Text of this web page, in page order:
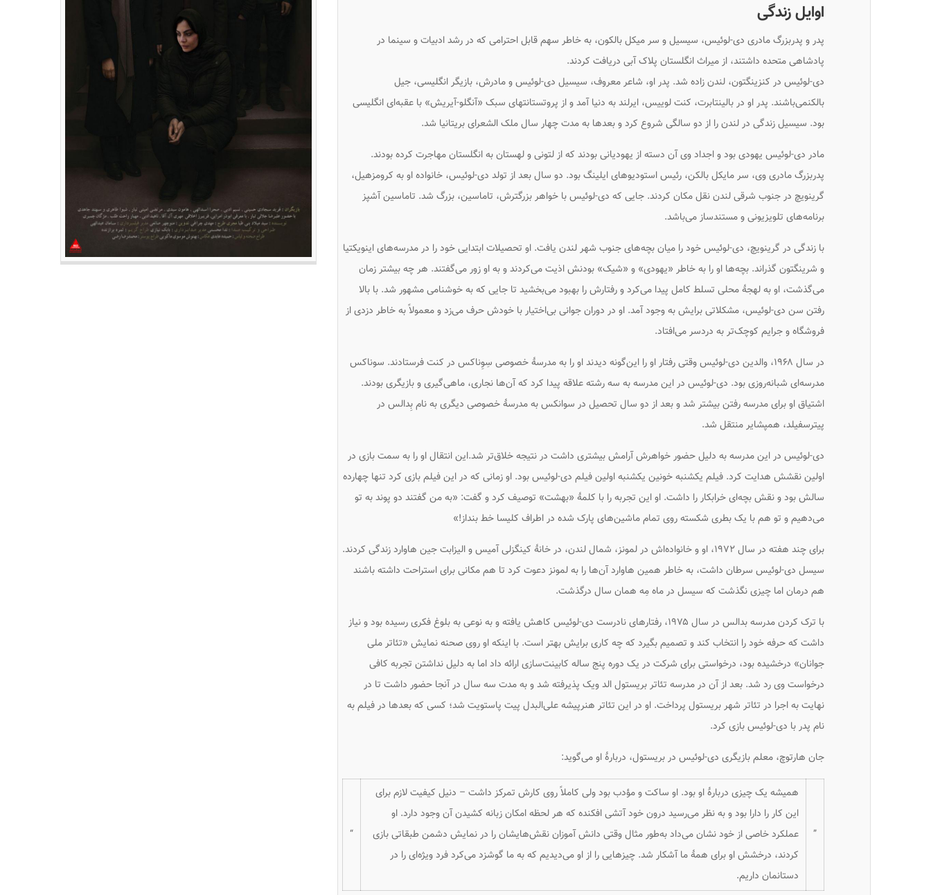
اوایل زندگی
پدر و پدربزرگ مادری دی-لوئیس، سیسیل و سر میکل بالکون، به خاطر سهم قابل احترامی که در رشد ادبیات و سینما در
پادشاهی متحده داشتند، از میراث انگلستان پلاک آبی دریافت کردند.
دی-لوئیس در کنزینگتون، لندن زاده شد. پدر او، شاعر معروف، سیسیل دی-لوئیس و مادرش، بازیگر انگلیسی، جیل
بالکنمی‌باشند. پدر او در بالینتابرت، کنت لوییس، ایرلند به دنیا آمد و از پروتستانتهای سبک «آنگلو-آیریش» با عقبه‌ای انگلیسی
بود. سیسیل زندگی در لندن را از دو سالگی شروع کرد و بعدها به مدت چهار سال ملک الشعرای بریتانیا شد.
مادر دی-لوئیس یهودی بود و اجداد وی آن دسته از یهودیانی بودند که از لتونی و لهستان به انگلستان مهاجرت کرده بودند.
پدربزرگ مادری وی، سر مایکل بالکن، رئیس استودیوهای ایلینگ بود. دو سال بعد از تولد دی-لوئیس، خانواده او به کرومزهیل،
گرینویچ در جنوب شرقی لندن نقل مکان کردند. جایی که دی-لوئیس با خواهر بزرگترش، تاماسین، بزرگ شد. تاماسین آشپز
برنامه‌های تلویزیونی و مستندساز می‌باشد.
با زندگی در گرینویچ، دی-لوئیس خود را میان بچه‌های جنوب شهر لندن یافت. او تحصیلات ابتدایی خود را در مدرسه‌های اینویکتیا
و شرینگتون گذراند. بچه‌ها او را به خاطر «یهودی» و «شیک» بودنش اذیت می‌کردند و به او زور می‌گفتند. هر چه بیشتر زمان
می‌گذشت، او به لهجهٔ محلی تسلط کامل پیدا می‌کرد و رفتارش را بهبود می‌بخشید تا جایی که به خوشنامی مشهور شد. با بالا
رفتن سن دی-لوئیس، مشکلاتی برایش به وجود آمد. او در دوران جوانی بی‌اختیار با خودش حرف می‌زد و معمولاً به خاطر دزدی از
فروشگاه و جرایم کوچک‌تر به دردسر می‌افتاد.
در سال ۱۹۶۸، والدین دی-لوئیس وقتی رفتار او را این‌گونه دیدند او را به مدرسهٔ خصوصی سِوِناکس در کنت فرستادند. سوناکس
مدرسه‌ای شبانه‌روزی بود. دی-لوئیس در این مدرسه به سه رشته علاقه پیدا کرد که آن‌ها نجاری، ماهی‌گیری و بازیگری بودند.
اشتیاق او برای مدرسه رفتن بیشتر شد و بعد از دو سال تحصیل در سوانکس به مدرسهٔ خصوصی دیگری به نام بِدالس در
پیترسفیلد، همپشایر منتقل شد.
دی-لوئیس در این مدرسه به دلیل حضور خواهرش آرامش بیشتری داشت در نتیجه خلاق‌تر شد.این انتقال او را به سمت بازی در
اولین نقشش هدایت کرد. فیلم یکشنبه خونین یکشنبهاولین فیلم دی-لوئیس بود. او زمانی که در این فیلم بازی کرد تنها چهارده
سالش بود و نقش بچه‌ای خرابکار را داشت. او این تجربه را با کلمهٔ «بهشت» توصیف کرد و گفت: «به من گفتند دو پوند به تو
می‌دهیم و تو هم با یک بطری شکسته روی تمام ماشین‌های پارک شده در اطراف کلیسا خط بنداز!»
برای چند هفته در سال ۱۹۷۲، او و خانواده‌اش در لمونز، شمال لندن، در خانهٔ کینگزلی آمیس و الیزابت جین هاوارد زندگی کردند.
سیسل دی-لوئیس سرطان داشت، به خاطر همین هاوارد آن‌ها را به لمونز دعوت کرد تا هم مکانی برای استراحت داشته باشند
هم درمان اما چیزی نگذشت که سیسل در ماه مِه همان سال درگذشت.
با ترک کردن مدرسه بدالس در سال ۱۹۷۵، رفتارهای نادرست دی-لوئیس کاهش یافته و به نوعی به بلوغ فکری رسیده بود و نیاز
داشت که حرفه خود را انتخاب کند و تصمیم بگیرد که چه کاری برایش بهتر است. با اینکه او روی صحنه نمایش «تئاتر ملی
جوانان» درخشیده بود، درخواستی برای شرکت در یک دوره پنج ساله کابینت‌سازی ارائه داد اما به دلیل نداشتن تجربه کافی
درخواست وی رد شد. بعد از آن در مدرسه تئاتر بریستول الد ویک پذیرفته شد و به مدت سه سال در آنجا حضور داشت تا در
نهایت به اجرا در تئاتر شهر بریستول پرداخت. او در این تئاتر هنرپیشه علی‌البدل پیت پاستویت شد؛ کسی که بعدها در فیلمبه
نام پدربا دی-لوئیس بازی کرد.
جان هارتوچ، معلم بازیگری دی-لوئیس در بریستول، دربارهٔ او می‌گوید:
”
همیشه یک چیزی دربارهٔ او بود. او ساکت و مؤدب بود ولی کاملاً روی کارش تمرکز داشت – دنیل کیفیت لازم برای
این کار را دارا بود و به نظر می‌رسید درون خود آتشی افکنده که هر لحظه امکان زبانه کشیدن آن وجود دارد. او
عملکرد خاصی از خود نشان می‌داد به‌طور مثال وقتی دانش آموزان نقش‌هایشان را در نمایش دشمن طبقاتیبازی
کردند، درخشش او برای همهٔ ما آشکار شد. چیزهایی را از او می‌دیدیم که به ما گوشزد می‌کرد فرد ویژه‌ای را در
دستانمان داریم.
“